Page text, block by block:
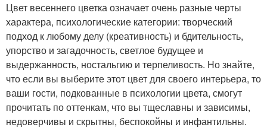
Цвет весеннего цветка означает очень разные черты
характера, психологические категории: творческий
подход к любому делу (креативность) и бдительность,
упорство и загадочность, светлое будущее и
выдержанность, ностальгию и терпеливость. Но знайте,
что если вы выберите этот цвет для своего интерьера, то
ваши гости, подкованные в психологии цвета, смогут
прочитать по оттенкам, что вы тщеславны и зависимы,
недоверчивы и скрытны, беспокойны и инфантильны.